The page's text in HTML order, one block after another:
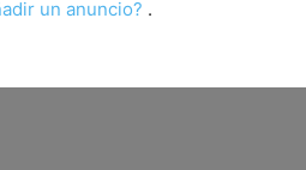
un anuncio? .